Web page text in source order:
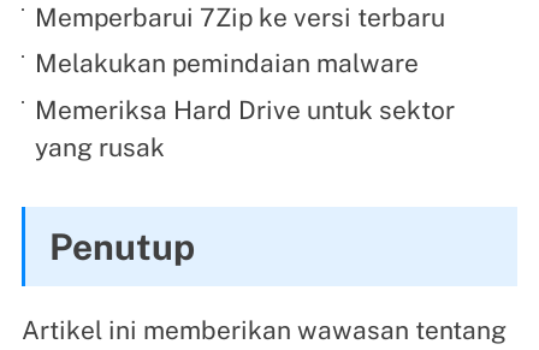
Memperbarui 7Zip ke versi terbaru
Melakukan pemindaian malware
Memeriksa Hard Drive untuk sektor
yang rusak
Penutup
Artikel ini memberikan wawasan tentang